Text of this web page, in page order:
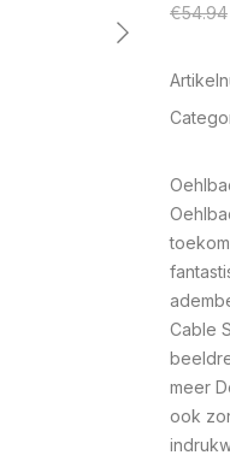
€54.94
Cable
meer
ook